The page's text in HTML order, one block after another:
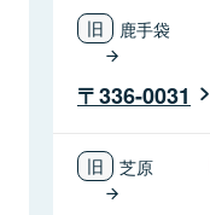
鹿手袋
336-0031
芝原